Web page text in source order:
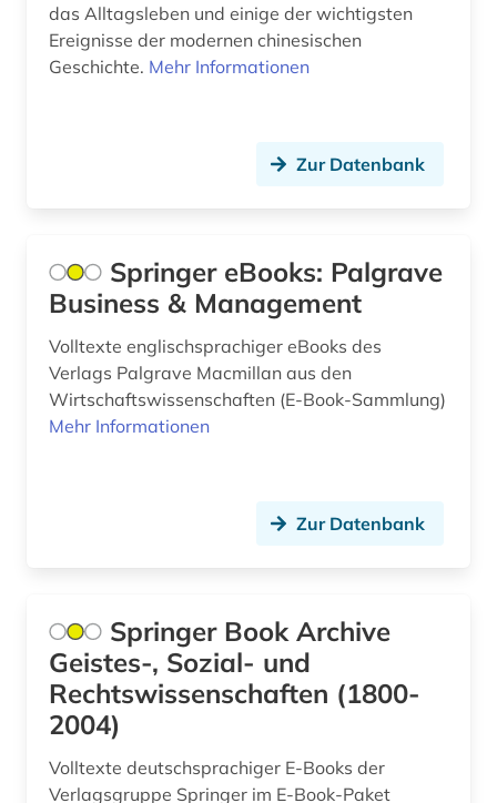
altgermanistik (5)
altgriechisch (4)
altisländisch (1)
altkanaanäisch (1)
altkarte (1)
altlast (1)
altnorwegisch (1)
altokzitanisch (3)
altpersisch (1)
das Alltagsleben und einige der wichtigsten
Ereignisse der modernen chinesischen
Geschichte. Mehr Informationen
Zur Datenbank
Springer eBooks: Palgrave
Business & Management
Volltexte englischsprachiger eBooks des
Verlags Palgrave Macmillan aus den
Wirtschaftswissenschaften (E-Book-Sammlung)
Mehr Informationen
Zur Datenbank
Springer Book Archive
Geistes-, Sozial- und
Rechtswissenschaften (1800-
2004)
Volltexte deutschsprachiger E-Books der
Verlagsgruppe Springer im E-Book-Paket